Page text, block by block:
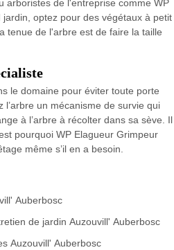
arboristes de l'entreprise comme WP
optez pour des végétaux à petit
tenue de l'arbre est de faire la taille
le domaine pour éviter toute porte
un mécanisme de survie qui
à l’arbre à récolter dans sa sève. Il
pourquoi WP Elagueur Grimpeur
même s’il en a besoin.
Auberbosc
de jardin Auzouvill' Auberbosc
Auzouvill' Auberbosc